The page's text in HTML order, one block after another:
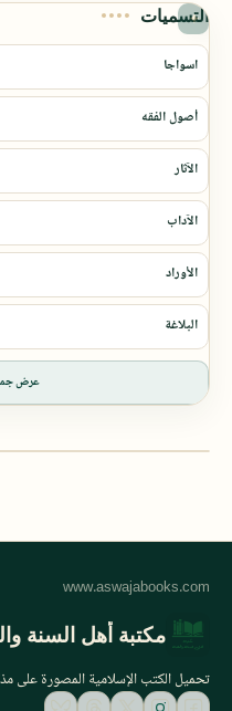
التسميات
عرض
مكتبة أهل السنة
تحميل الكتب الإسلامية المصورة على